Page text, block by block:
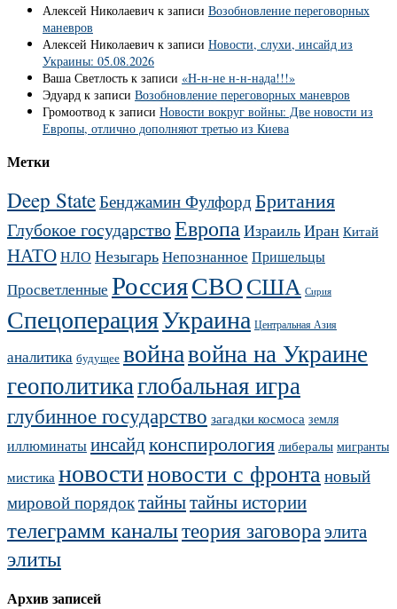
Алексей Николаевич к записи Возобновление переговорных
маневров
Алексей Николаевич к записи Новости, слухи, инсайд из
Украины: 05.08.2026
Ваша Светлость к записи «Н-н-не н-н-нада!!!»
Эдуард к записи Возобновление переговорных маневров
Громоотвод к записи Новости вокруг войны: Две новости из
Европы, отлично дополняют третью из Киева
Метки
Deep StateБенджамин ФулфордБритания
Глубокое государствоЕвропаИзраильИран Китай
НАТОНЛО НезыгарьНепознанное Пришельцы
Просветленные РоссияСВОСША Сирия
СпецоперацияУкраина Центральная Азия
аналитика будущее войнавойна на Украине
геополитикаглобальная игра
глубинное государство загадки космоса земля
иллюминатыинсайдконспирология либералы мигранты
мистика новостиновости с фронтановый
мировой порядоктайнытайны истории
телеграмм каналытеория заговораэлита
элиты
Архив записей